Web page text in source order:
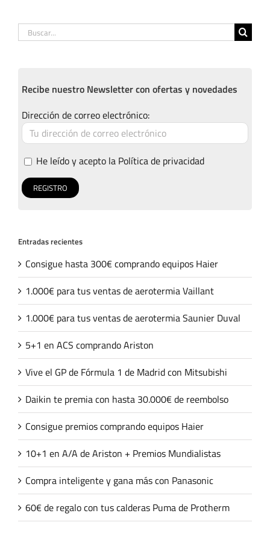
Buscar:
Recibe nuestro Newsletter con ofertas y novedades
Dirección de correo electrónico:
He leído y acepto la Política de privacidad
Entradas recientes
Consigue hasta 300€ comprando equipos Haier
1.000€ para tus ventas de aerotermia Vaillant
1.000€ para tus ventas de aerotermia Saunier Duval
5+1 en ACS comprando Ariston
Vive el GP de Fórmula 1 de Madrid con Mitsubishi
Daikin te premia con hasta 30.000€ de reembolso
Consigue premios comprando equipos Haier
10+1 en A/A de Ariston + Premios Mundialistas
Compra inteligente y gana más con Panasonic
60€ de regalo con tus calderas Puma de Protherm